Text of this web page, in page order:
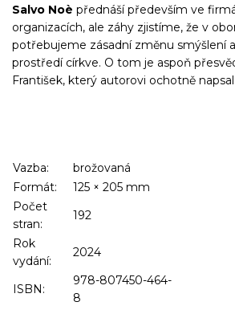
Salvo Noè přednáší především ve
organizacích, ale záhy zjistíme, že v
potřebujeme zásadní změnu smýšlení
prostředí církve. O tom je aspoň
František, který autorovi ochotně
Vazba:
brožovaná
Formát:
125 × 205 mm
Počet
stran:
192
Rok
vydání:
2024
ISBN:
978-807450-464-
8